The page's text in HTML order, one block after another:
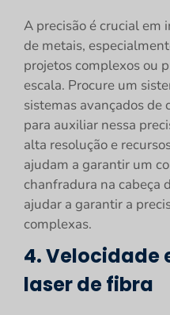
A precisão é crucial em
de metais,
projetos complexos ou
escala. Procure um
sistemas avançados
para auxiliar nessa
alta resolução e
ajudam a garantir um
chanfradura na cabeça
ajudar a garantir a
complexas.
4. Velocidade
laser de fibra